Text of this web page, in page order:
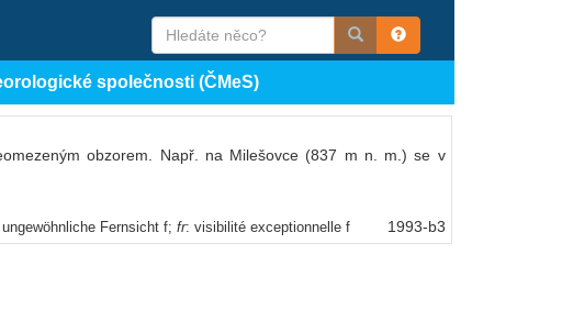
společnosti (ČMeS)
obzorem. Např. na Milešovce (837 m n. m.) se v
Fernsicht f; fr: visibilité exceptionnelle f 1993-b3